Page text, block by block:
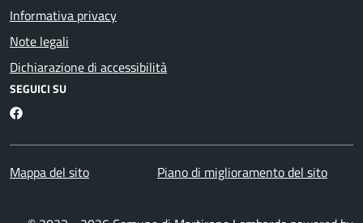
Informativa privacy
Note legali
Dichiarazione di accessibilità
SEGUICI SU
Martirano Lombardo Facebook
Mappa del sito Piano di miglioramento del sito